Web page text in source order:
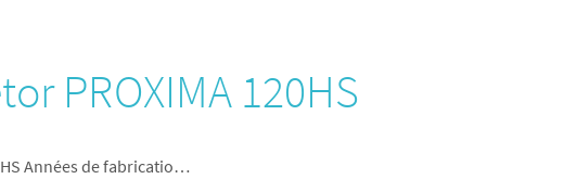
PROXIMA 120HS
Années de fabricatio…